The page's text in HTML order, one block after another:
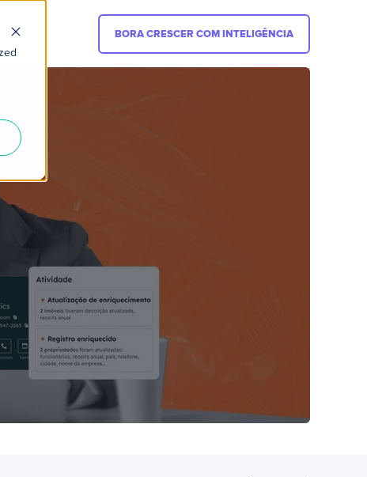
BORA CRESCER COM INTELIGÊNCIA